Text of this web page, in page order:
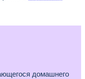
домашнего